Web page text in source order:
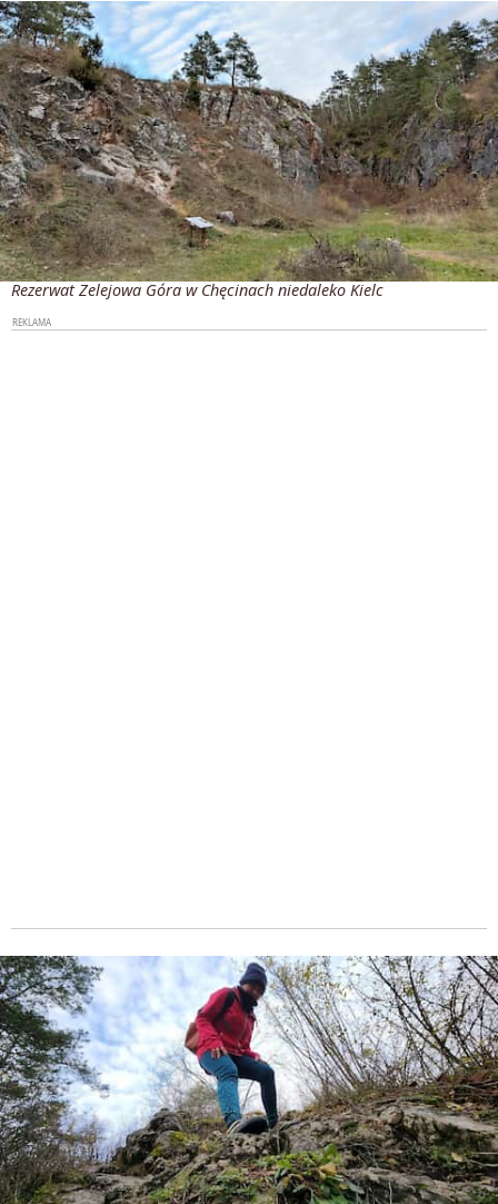
Rezerwat Zelejowa Góra w Chęcinach niedaleko Kielc